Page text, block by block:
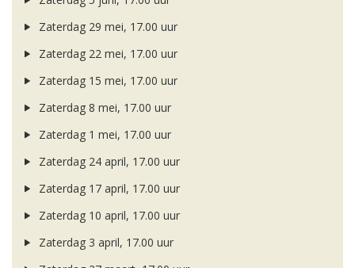
Zaterdag 29 mei, 17.00 uur
Zaterdag 22 mei, 17.00 uur
Zaterdag 15 mei, 17.00 uur
Zaterdag 8 mei, 17.00 uur
Zaterdag 1 mei, 17.00 uur
Zaterdag 24 april, 17.00 uur
Zaterdag 17 april, 17.00 uur
Zaterdag 10 april, 17.00 uur
Zaterdag 3 april, 17.00 uur